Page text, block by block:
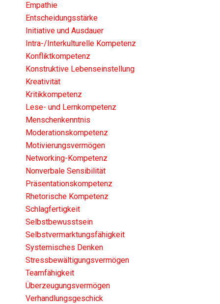
Empathie
Entscheidungsstärke
Initiative und Ausdauer
Intra-/Interkulturelle Kompetenz
Konfliktkompetenz
Konstruktive Lebenseinstellung
Kreativität
Kritikkompetenz
Lese- und Lernkompetenz
Menschenkenntnis
Moderationskompetenz
Motivierungsvermögen
Networking-Kompetenz
Nonverbale Sensibilität
Präsentationskompetenz
Rhetorische Kompetenz
Schlagfertigkeit
Selbstbewusstsein
Selbstvermarktungsfähigkeit
Systemisches Denken
Stressbewältigungsvermögen
Teamfähigkeit
Überzeugungsvermögen
Verhandlungsgeschick